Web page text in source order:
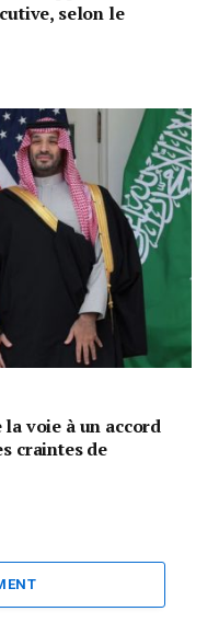
selon le
voie à un accord
craintes de